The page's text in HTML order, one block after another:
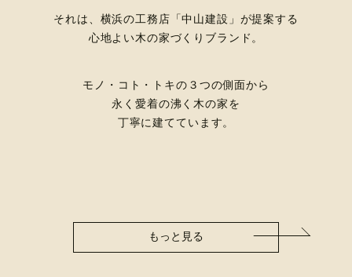
それは、横浜の工務店「中山建設」が提案する
心地よい木の家づくりブランド。
モノ・コト・トキの３つの側面から
永く愛着の沸く木の家を
丁寧に建てています。
もっと見る